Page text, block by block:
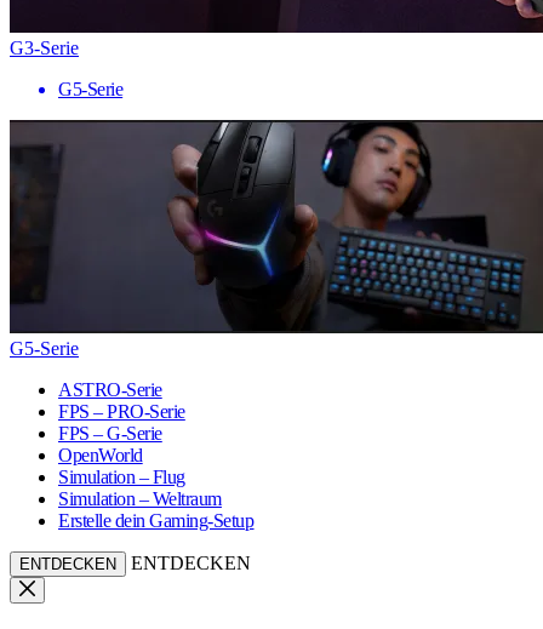
G3-Serie
G5-Serie
G5-Serie
ASTRO-Serie
FPS – PRO-Serie
FPS – G-Serie
OpenWorld
Simulation – Flug
Simulation – Weltraum
Erstelle dein Gaming-Setup
ENTDECKEN ENTDECKEN